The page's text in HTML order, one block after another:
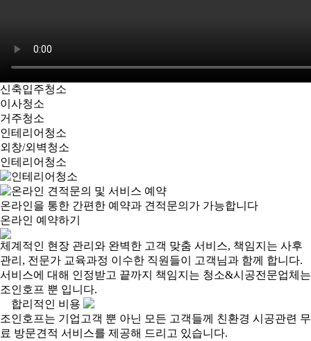
신축입주청소
이사청소
거주청소
인테리어청소
외창/외벽청소
인테리어청소
온라인을 통한 간편한 예약과 견적문의가 가능합니다
온라인 예약하기
체계적인 현장 관리와 완벽한 고객 맞춤 서비스, 책임지는 사후
관리, 전문가 교육과정 이수한 직원들이 고객님과 함께 합니다.
서비스에 대해 인정받고 끝까지 책임지는 청소&시공전문업체는
조인호프 뿐 입니다.
합리적인 비용
조인호프는 기업고객 뿐 아닌 모든 고객들께 친환경 시공관련 무
료 방문견적 서비스를 제공해 드리고 있습니다.